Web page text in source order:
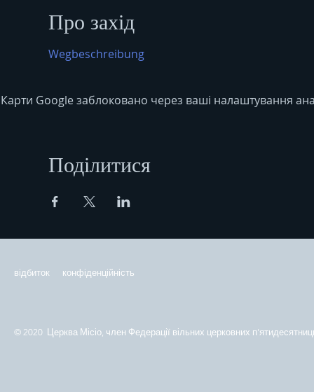
Про захід
Wegbeschreibung
Карти Google заблоковано через ваші налаштування
Поділитися
відбиток конфіденційність
© 2020 Церква Місіо, член Федерації вільних церковних